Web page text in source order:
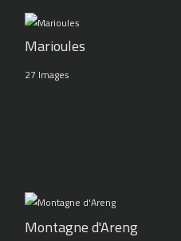
Marioules
27 Images
Montagne d'Areng